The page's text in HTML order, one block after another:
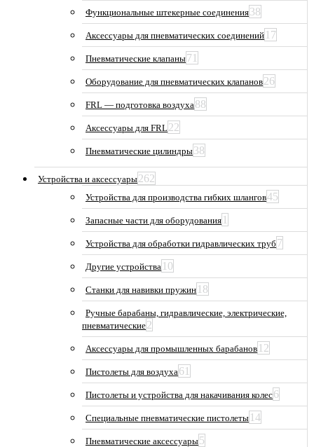
Функциональные штекерные соединения38
Аксессуары для пневматических соединений 17
Пневматические клапаны71
Оборудование для пневматических клапанов26
FRL — подготовка воздуха88
Аксессуары для FRL22
Пневматические цилиндры38
Устройства и аксессуары262
Устройства для производства гибких шлангов45
Запасные части для оборудования 1
Устройства для обработки гидравлических труб 7
Другие устройства 10
Станки для навивки пружин 18
Ручные барабаны, гидравлические, электрические,
пневматические2
Аксессуары для промышленных барабанов 12
Пистолеты для воздуха61
Пистолеты и устройства для накачивания колес6
Специальные пневматические пистолеты 14
Пневматические аксессуары5